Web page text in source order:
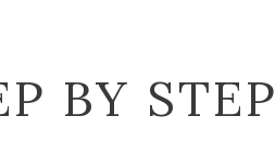
BY STEP